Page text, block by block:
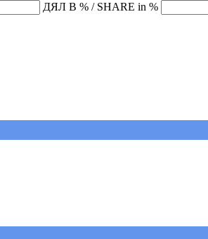
ДЯЛ В % / SHARE in %